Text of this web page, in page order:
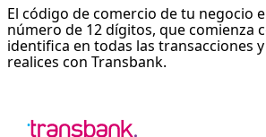
El código de comercio de tu negocio
número de 12 dígitos, que comienza
identifica en todas las transacciones
realices con Transbank.